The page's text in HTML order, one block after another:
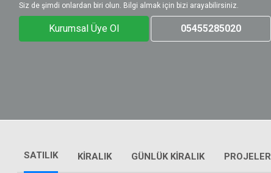
Siz de şimdi onlardan biri olun. Bilgi almak için bizi arayabilirsiniz.
Kurumsal Üye Ol 05455285020
SATILIK KIRALIK GÜNLÜK KIRALIK PROJELER